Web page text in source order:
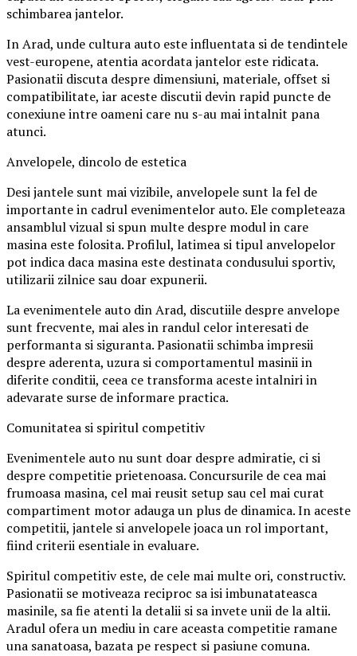
schimbarea jantelor.
In Arad, unde cultura auto este influentata si de tendintele
vest-europene, atentia acordata jantelor este ridicata.
Pasionatii discuta despre dimensiuni, materiale, offset si
compatibilitate, iar aceste discutii devin rapid puncte de
conexiune intre oameni care nu s-au mai intalnit pana
atunci.
Anvelopele, dincolo de estetica
Desi jantele sunt mai vizibile, anvelopele sunt la fel de
importante in cadrul evenimentelor auto. Ele completeaza
ansamblul vizual si spun multe despre modul in care
masina este folosita. Profilul, latimea si tipul anvelopelor
pot indica daca masina este destinata condusului sportiv,
utilizarii zilnice sau doar expunerii.
La evenimentele auto din Arad, discutiile despre anvelope
sunt frecvente, mai ales in randul celor interesati de
performanta si siguranta. Pasionatii schimba impresii
despre aderenta, uzura si comportamentul masinii in
diferite conditii, ceea ce transforma aceste intalniri in
adevarate surse de informare practica.
Comunitatea si spiritul competitiv
Evenimentele auto nu sunt doar despre admiratie, ci si
despre competitie prietenoasa. Concursurile de cea mai
frumoasa masina, cel mai reusit setup sau cel mai curat
compartiment motor adauga un plus de dinamica. In aceste
competitii, jantele si anvelopele joaca un rol important,
fiind criterii esentiale in evaluare.
Spiritul competitiv este, de cele mai multe ori, constructiv.
Pasionatii se motiveaza reciproc sa isi imbunatateasca
masinile, sa fie atenti la detalii si sa invete unii de la altii.
Aradul ofera un mediu in care aceasta competitie ramane
una sanatoasa, bazata pe respect si pasiune comuna.